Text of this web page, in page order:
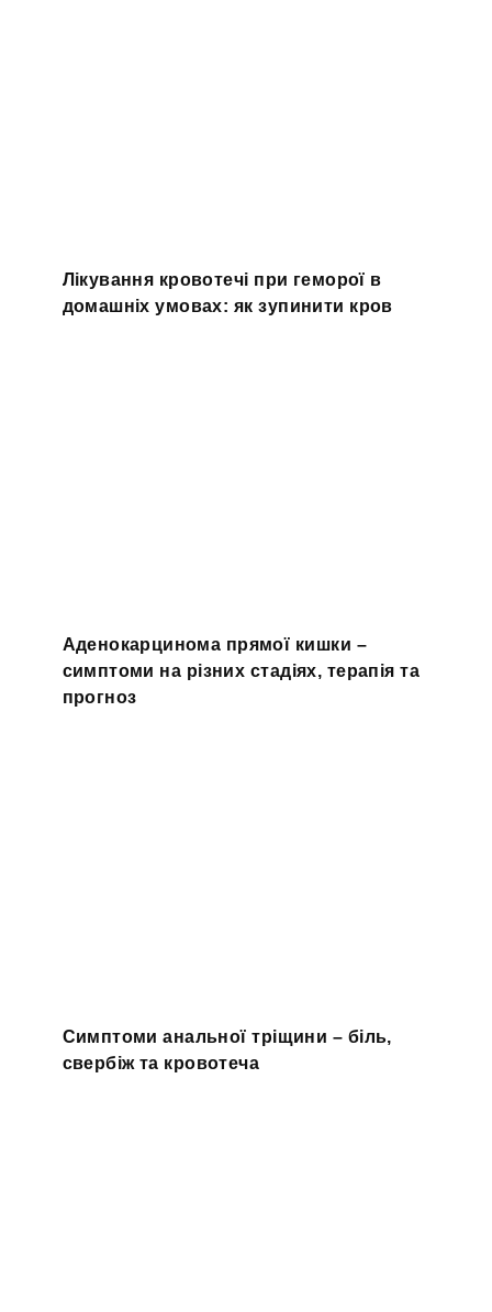
Лікування кровотечі при геморої в
домашніх умовах: як зупинити кров
Аденокарцинома прямої кишки –
симптоми на різних стадіях, терапія та
прогноз
Симптоми анальної тріщини – біль,
свербіж та кровотеча